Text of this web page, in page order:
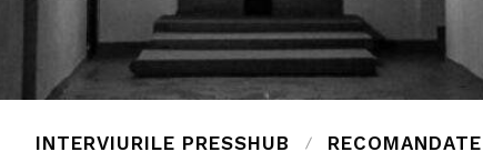
INTERVIURILE PRESSHUB RECOMANDATE